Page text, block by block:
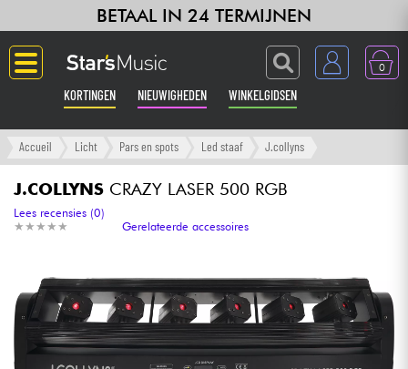
BETAAL IN 24 TERMIJNEN
0
KORTINGEN NIEUWIGHEDEN WINKELGIDSEN
Langue
Gitaar & Bas
Versterker & Effecten
Toetsenbord & Piano
Synths & samplers
Accueil Licht Pars en spots Led staaf J.collyns
J.COLLYNS CRAZY LASER 500 RGB
★ ★ ★ ★ ★
★ ★ ★ ★ ★
Lees recensies (0)
Gerelateerde accessoires